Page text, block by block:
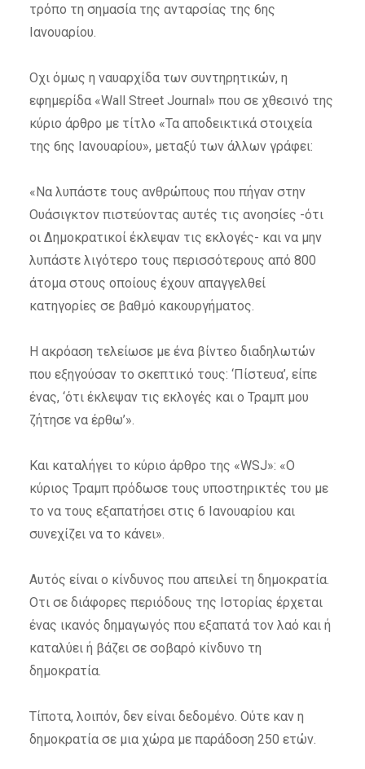
τρόπο τη σημασία της ανταρσίας της 6ης
Ιανουαρίου.
Οχι όμως η ναυαρχίδα των συντηρητικών, η
εφημερίδα «Wall Street Journal» που σε χθεσινό της
κύριο άρθρο με τίτλο «Τα αποδεικτικά στοιχεία
της 6ης Ιανουαρίου», μεταξύ των άλλων γράφει:
«Να λυπάστε τους ανθρώπους που πήγαν στην
Ουάσιγκτον πιστεύοντας αυτές τις ανοησίες -ότι
οι Δημοκρατικοί έκλεψαν τις εκλογές- και να μην
λυπάστε λιγότερο τους περισσότερους από 800
άτομα στους οποίους έχουν απαγγελθεί
κατηγορίες σε βαθμό κακουργήματος.
Η ακρόαση τελείωσε με ένα βίντεο διαδηλωτών
που εξηγούσαν το σκεπτικό τους: ‘Πίστευα’, είπε
ένας, ‘ότι έκλεψαν τις εκλογές και ο Τραμπ μου
ζήτησε να έρθω’».
Και καταλήγει το κύριο άρθρο της «WSJ»: «O
κύριος Τραμπ πρόδωσε τους υποστηρικτές του με
το να τους εξαπατήσει στις 6 Ιανουαρίου και
συνεχίζει να το κάνει».
Αυτός είναι ο κίνδυνος που απειλεί τη δημοκρατία.
Οτι σε διάφορες περιόδους της Ιστορίας έρχεται
ένας ικανός δημαγωγός που εξαπατά τον λαό και ή
καταλύει ή βάζει σε σοβαρό κίνδυνο τη
δημοκρατία.
Τίποτα, λοιπόν, δεν είναι δεδομένο. Ούτε καν η
δημοκρατία σε μια χώρα με παράδοση 250 ετών.